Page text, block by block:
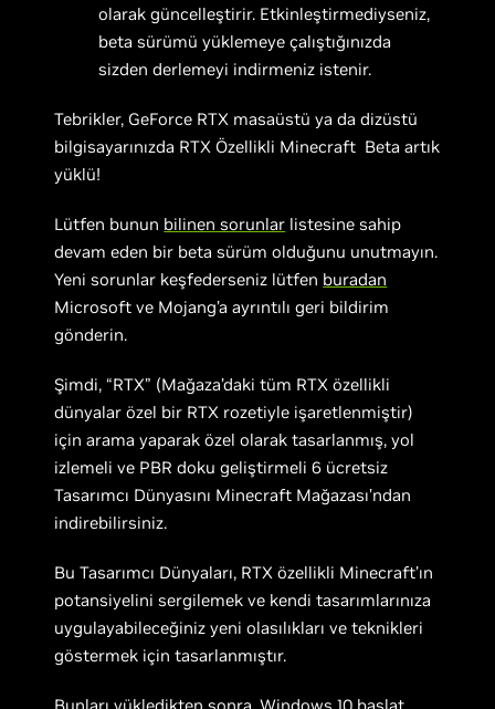
olarak güncelleştirir. Etkinleştirmediyseniz,
beta sürümü yüklemeye çalıştığınızda
sizden derlemeyi indirmeniz istenir.
Tebrikler, GeForce RTX masaüstü ya da dizüstü
bilgisayarınızda RTX Özellikli Minecraft Beta artık
yüklü!
Lütfen bunun bilinen sorunlar listesine sahip
devam eden bir beta sürüm olduğunu unutmayın.
Yeni sorunlar keşfederseniz lütfen buradan
Microsoft ve Mojang’a ayrıntılı geri bildirim
gönderin.
Şimdi, “RTX” (Mağaza’daki tüm RTX özellikli
dünyalar özel bir RTX rozetiyle işaretlenmiştir)
için arama yaparak özel olarak tasarlanmış, yol
izlemeli ve PBR doku geliştirmeli 6 ücretsiz
Tasarımcı Dünyasını Minecraft Mağazası’ndan
indirebilirsiniz.
Bu Tasarımcı Dünyaları, RTX özellikli Minecraft’ın
potansiyelini sergilemek ve kendi tasarımlarınıza
uygulayabileceğiniz yeni olasılıkları ve teknikleri
göstermek için tasarlanmıştır.